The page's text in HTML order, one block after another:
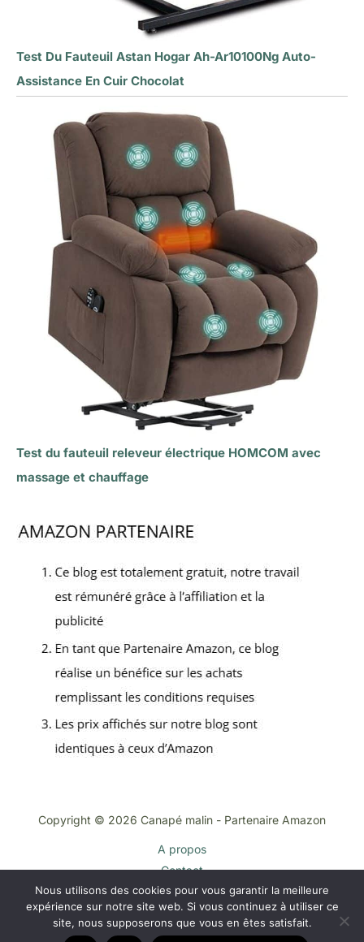
Test Du Fauteuil Astan Hogar Ah-Ar10100Ng Auto-
Assistance En Cuir Chocolat
Test du fauteuil releveur électrique HOMCOM avec
massage et chauffage
Copyright © 2026 Canapé malin - Partenaire Amazon
A propos
Contact
Plan du site
Mentions légales
Politique de confidentialité
Nous utilisons des cookies pour vous garantir la meilleure
expérience sur notre site web. Si vous continuez à utiliser ce
site, nous supposerons que vous en êtes satisfait.